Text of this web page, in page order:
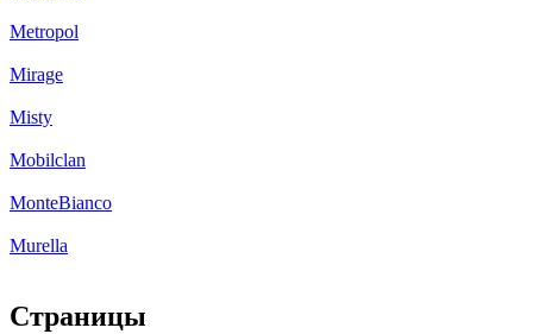
Metropol
Mirage
Misty
Mobilclan
MonteBianco
Murella
Страницы